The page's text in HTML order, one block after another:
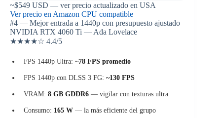
~$549 USD — ver precio actualizado en USA
Ver precio en Amazon CPU compatible
#4 — Mejor entrada a 1440p con presupuesto ajustado
NVIDIA RTX 4060 Ti — Ada Lovelace
★★★★☆ 4.4/5
FPS 1440p Ultra: ~78 FPS promedio
FPS 1440p con DLSS 3 FG: ~130 FPS
VRAM: 8 GB GDDR6 — vigilar con texturas ultra
Consumo: 165 W — la más eficiente del grupo